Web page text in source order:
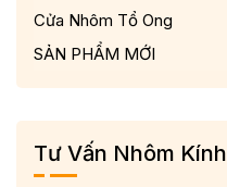
Cửa Nhôm Tổ Ong
SẢN PHẨM MỚI
Tư Vấn Nhôm Kính